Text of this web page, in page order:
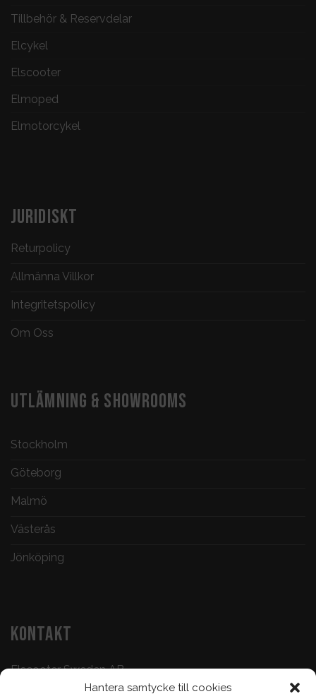
Hantera samtycke till cookies
Tillbehör & Reservdelar
Elcykel
Elscooter
Elmoped
Elmotorcykel
JURIDISKT
Returpolicy
Allmänna Villkor
Integritetspolicy
Om Oss
UTLÄMNING & SHOWROOMS
Stockholm
Göteborg
Malmö
Västerås
Jönköping
KONTAKT
Elscooter Sweden AB